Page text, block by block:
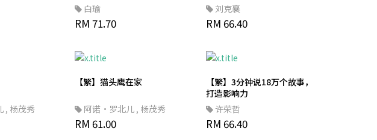
白瑜
RM 71.70
刘克襄
RM 66.40
, 杨茂秀
【繁】猫头鹰在家
阿诺·罗北儿 , 杨茂秀
RM 61.00
【繁】3分钟说18万个故事，
打造影响力
许荣哲
RM 66.40